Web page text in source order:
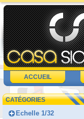
ACCUEIL
CATÉGORIES
Echelle 1/32